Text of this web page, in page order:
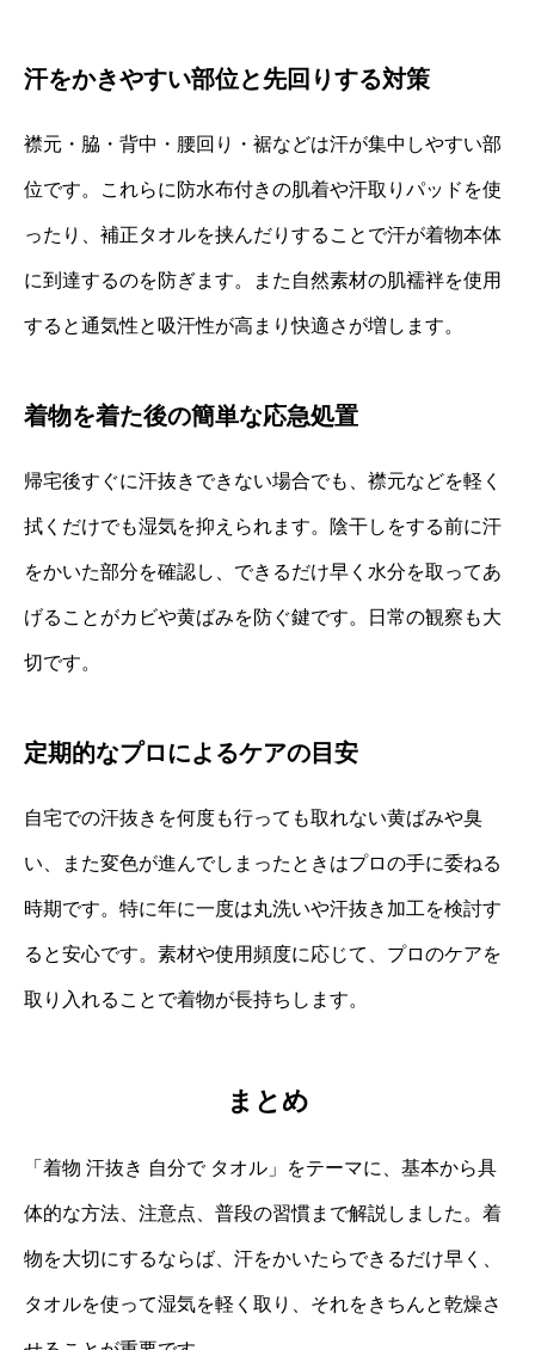
汗をかきやすい部位と先回りする対策
襟元・脇・背中・腰回り・裾などは汗が集中しやすい部
位です。これらに防水布付きの肌着や汗取りパッドを使
ったり、補正タオルを挟んだりすることで汗が着物本体
に到達するのを防ぎます。また自然素材の肌襦袢を使用
すると通気性と吸汗性が高まり快適さが増します。
着物を着た後の簡単な応急処置
帰宅後すぐに汗抜きできない場合でも、襟元などを軽く
拭くだけでも湿気を抑えられます。陰干しをする前に汗
をかいた部分を確認し、できるだけ早く水分を取ってあ
げることがカビや黄ばみを防ぐ鍵です。日常の観察も大
切です。
定期的なプロによるケアの目安
自宅での汗抜きを何度も行っても取れない黄ばみや臭
い、また変色が進んでしまったときはプロの手に委ねる
時期です。特に年に一度は丸洗いや汗抜き加工を検討す
ると安心です。素材や使用頻度に応じて、プロのケアを
取り入れることで着物が長持ちします。
まとめ
「着物 汗抜き 自分で タオル」をテーマに、基本から具
体的な方法、注意点、普段の習慣まで解説しました。着
物を大切にするならば、汗をかいたらできるだけ早く、
タオルを使って湿気を軽く取り、それをきちんと乾燥さ